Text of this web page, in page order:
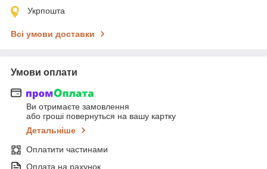
Укрпошта
Всі умови доставки
Умови оплати
Ви отримаєте замовлення
або гроші повернуться на вашу картку
Детальніше
Оплатити частинами
Оплата на рахунок